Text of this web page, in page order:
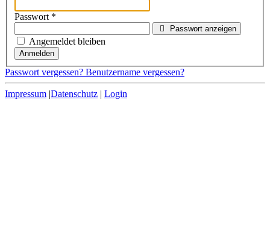
Passwort *
Passwort anzeigen
Angemeldet bleiben
Anmelden
Passwort vergessen? Benutzername vergessen?
Impressum |Datenschutz | Login